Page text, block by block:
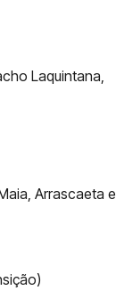
Laquintana,
Arrascaeta e